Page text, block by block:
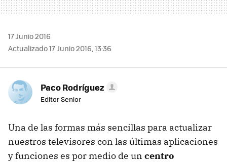
17 Junio 2016
Actualizado 17 Junio 2016, 13:36
Paco Rodríguez
Editor Senior
Una de las formas más sencillas para actualizar
nuestros televisores con las últimas aplicaciones
y funciones es por medio de un centro